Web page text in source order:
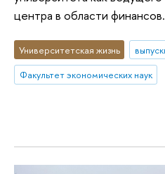
центра в области финансов.
Университетская жизнь
Факультет экономических наук